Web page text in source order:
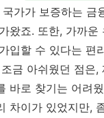
가가 보증하는 금
왔죠. 또한, 가까운
입할 수 있다는 편
금 아쉬웠던 점은,
바로 찾기는 어려
차이가 있었지만,